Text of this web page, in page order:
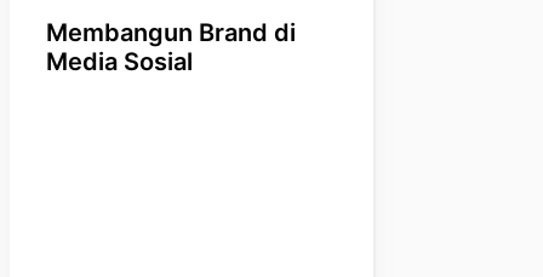
Membangun Brand di
Media Sosial